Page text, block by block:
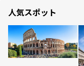
人気スポット